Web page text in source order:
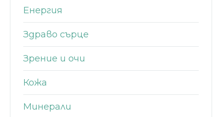
Енергия
Здраво сърце
Зрение и очи
Кожа
Минерали